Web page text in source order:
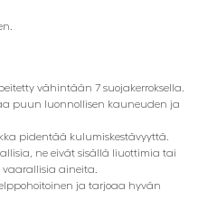
vähintään 7 suojakerroksella.
puun luonnollisen kauneuden ja
pidentää kulumiskestävyyttä.
ne eivät sisällä liuottimia tai
aineita.
ja tarjoaa hyvän